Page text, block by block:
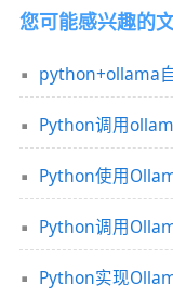
您可能感兴趣的
python+ollama
Python调用
Python使用
Python调用
Python实现